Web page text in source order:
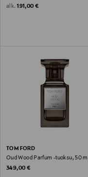
alk. Original Price
191,00 €
TOM FORD
Oud Wood Parfum -tuoksu, 50 ml
Original Price
349,00 €